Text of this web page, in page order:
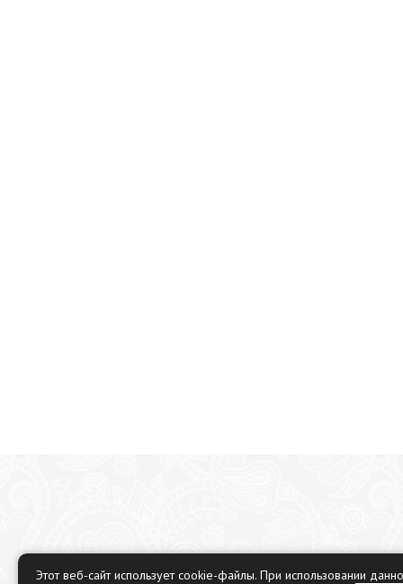
Этот веб-сайт использует cookie-файлы. При использовании